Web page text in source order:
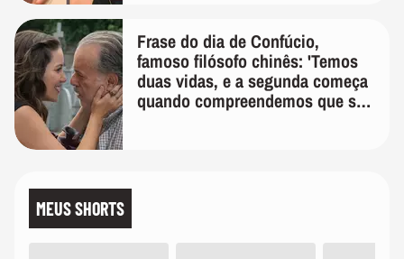
Frase do dia de Confúcio,
famoso filósofo chinês: 'Temos
duas vidas, e a segunda começa
quando compreendemos que só
MEUS SHORTS